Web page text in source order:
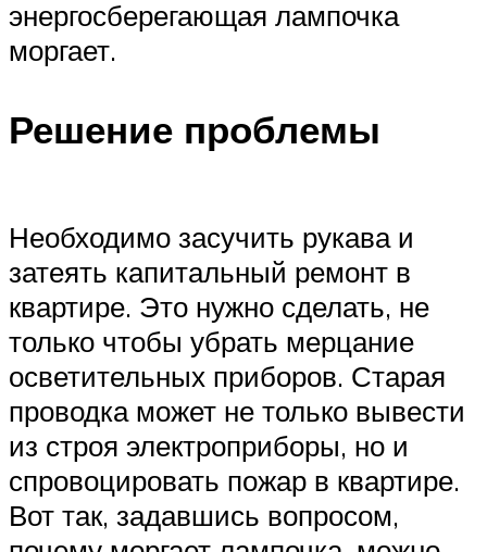
энергосберегающая лампочка
моргает.
Решение проблемы
Необходимо засучить рукава и
затеять капитальный ремонт в
квартире. Это нужно сделать, не
только чтобы убрать мерцание
осветительных приборов. Старая
проводка может не только вывести
из строя электроприборы, но и
спровоцировать пожар в квартире.
Вот так, задавшись вопросом,